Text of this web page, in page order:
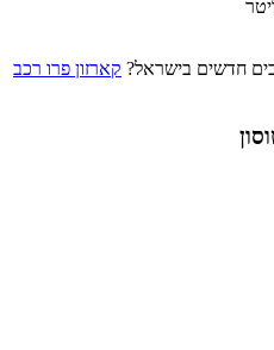
חדשים בישראל? קארזון פרו רכב